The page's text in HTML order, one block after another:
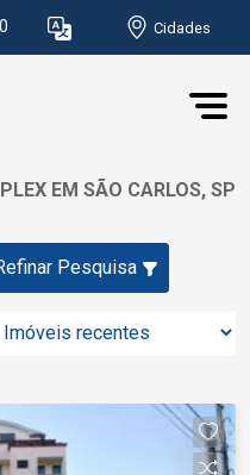
Cidades
EM SÃO CARLOS, SP
Pesquisa